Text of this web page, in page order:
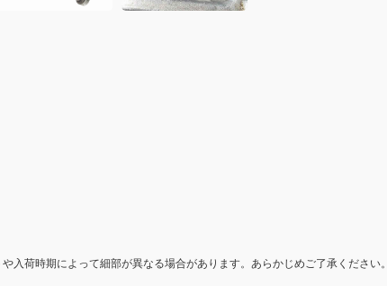
入荷時期によって細部が異なる場合があります。あらかじめご了承ください。